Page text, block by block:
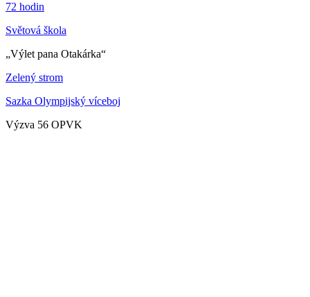
72 hodin
Světová škola
„Výlet pana Otakárka“
Zelený strom
Sazka Olympijský víceboj
Výzva 56 OPVK